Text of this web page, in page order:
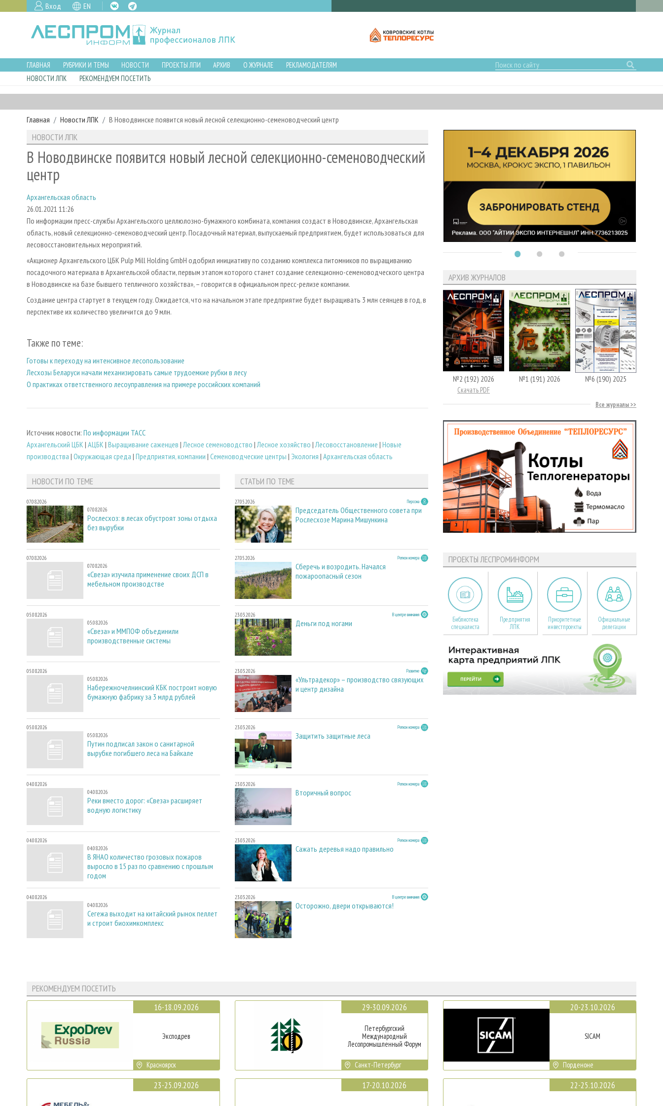
Вход EN
ГЛАВНАЯ РУБРИКИ И ТЕМЫ НОВОСТИ ПРОЕКТЫ ЛПИ АРХИВ О ЖУРНАЛЕ
РЕКЛАМОДАТЕЛЯМ
НОВОСТИ ЛПК
РЕКОМЕНДУЕМ ПОСЕТИТЬ
Главная Новости ЛПК В Новодвинске появится новый лесной селекционно-семеноводческий центр
НОВОСТИ ЛПК
В Новодвинске появится новый лесной селекционно-семеноводческий
центр
Архангельская область
26.01.2021 11:26
По информации пресс-службы Архангельского целлюлозно-бумажного комбината, компания создаст в Новодвинске, Архангельская
область, новый селекционно-семеноводческий центр. Посадочный материал, выпускаемый предприятием, будет использоваться для
лесовосстановительных мероприятий.
«Акционер Архангельского ЦБК Pulp Mill Holding GmbH одобрил инициативу по созданию комплекса питомников по выращиванию
посадочного материала в Архангельской области, первым этапом которого станет создание селекционно-семеноводческого центра
в Новодвинске на базе бывшего тепличного хозяйства», – говорится в официальном пресс-релизе компании.
Создание центра стартует в текущем году. Ожидается, что на начальном этапе предприятие будет выращивать 3 млн сеянцев в год, в
перспективе их количество увеличится до 9 млн.
Также по теме:
Готовы к переходу на интенсивное лесопользование
Лесхозы Беларуси начали механизировать самые трудоемкие рубки в лесу
О практиках ответственного лесоуправления на примере российских компаний
Источник новости: По информации ТАСС
Архангельский ЦБК | АЦБК | Выращивание саженцев |Лесное семеноводство |Лесное хозяйство |Лесовосстановление | Новые
производства | Окружающая среда | Предприятия, компании | Семеноводческие центры | Экология | Архангельская область
НОВОСТИ ПО ТЕМЕ
07.08.2026
07.08.2026
Рослесхоз: в лесах обустроят зоны отдыха
без вырубки
07.08.2026
07.08.2026
«Свеза» изучила применение своих ДСП в
мебельном производстве
05.08.2026
05.08.2026
«Свеза» и ММПОФ объединили
производственные системы
05.08.2026
05.08.2026
Набережночелнинский КБК построит новую
бумажную фабрику за 3 млрд рублей
05.08.2026
05.08.2026
Путин подписал закон о санитарной
вырубке погибшего леса на Байкале
04.08.2026
04.08.2026
Реки вместо дорог: «Свеза» расширяет
водную логистику
04.08.2026
04.08.2026
В ЯНАО количество грозовых пожаров
выросло в 15 раз по сравнению с прошлым
годом
04.08.2026
04.08.2026
Сегежа выходит на китайский рынок пеллет
и строит биохимкомплекс
СТАТЬИ ПО ТЕМЕ
27.05.2026 Персона
Председатель Общественного совета при
Рослесхозе Марина Мишункина
27.05.2026 Регион номера
Сберечь и возродить. Начался
пожароопасный сезон
23.03.2026 В центре внимания
Деньги под ногами
23.03.2026 Развитие
«Ультрадекор» – производство связующих
и центр дизайна
23.03.2026 Регион номера
Защитить защитные леса
23.03.2026 Регион номера
Вторичный вопрос
23.03.2026 Регион номера
Сажать деревья надо правильно
23.03.2026 В центре внимания
Осторожно, двери открываются!
АРХИВ ЖУРНАЛОВ
№2 (192) 2026
Скачать PDF
№1 (191) 2026 №6 (190) 2025
Все журналы
ПРОЕКТЫ ЛЕСПРОМИНФОРМ
Библиотека
специалиста
Предприятия
ЛПК
Приоритетные
инвестпроекты
Официальные
делегации
РЕКОМЕНДУЕМ ПОСЕТИТЬ
16-18.09.2026
Эксподрев
Красноярск
23-25.09.2026
29-30.09.2026
Петербургский
Международный
Лесопромышленный Форум
Санкт-Петербург
17-20.10.2026
20-23.10.2026
SICAM
Порденоне
22-25.10.2026